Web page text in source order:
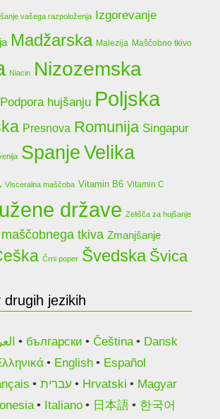
vašega razpoloženja Izgorevanje
Madžarska Malezija Maščobno tkivo
Niacin Nizozemska
Podpora hujšanju Poljska
Presnova Romunija Singapur
SpanjeVelika
Visceralna maščoba Vitamin B6 Vitamin C
države Zelišča za hujšanje
tkiva Zmanjšanje
Črni poper Švedska Švica
jezikih
български Čeština
Dansk
English
Español
עברית Hrvatski
Magyar
Italiano 日本語
한국어